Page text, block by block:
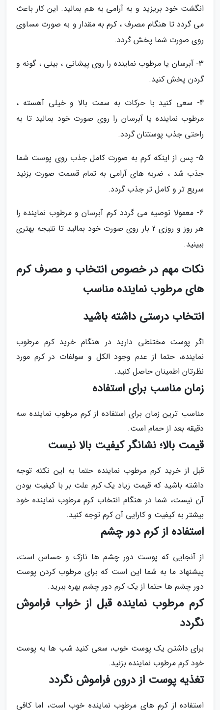
انگشت خود بریزید و به آرامی به هم بمالید. این کار باعث
می گردد تا هنگام مصرف ، کرم به مقدار و به صورت مساوی
روی صورت شما پخش گردد.
3- آبرسان یا مرطوب نماینده را روی پیشانی ، بینی ، گونه و
گردن پخش کنید.
4- سعی کنید با حرکات به سمت بالا و خیلی آهسته ،
مرطوب نماینده یا آبرسان را روی صورت خود بمالید تا به
راحتی جذب پوستتان گردد.
5- پس از اینکه کرم به صورت کامل جذب روی پوست شما
جذب شد ، ضربه های آرامی به تمام قسمت صورت بزنید
سریع تر و کامل تر جذب گردد.
6- معمولا توصیه می گردد کرم آبرسان و مرطوب نماینده را
هر روز و روزی 2 بار روی صورت خود بمالید تا نتیجه بهتری
ببینید.
نکات مهم در خصوص انتخاب و مصرف کرم
های مرطوب نماینده مناسب
انتخاب درستی داشته باشید
اگر پوست مختلطی دارید در هنگام خرید کرم مرطوب
نماینده، حتما از عدم وجود الکل و سولفات در کرم مورد
نظرتان اطمینان حاصل کنید.
زمان مناسب برای استفاده
مناسب ترین زمان برای استفاده از کرم مرطوب نماینده سه
دقیقه بعد از حمام است.
قیمت بالا؛ نشانگر کیفیت بالا نیست
قبل از خرید کرم مرطوب نماینده حتما به این نکته توجه
داشته باشید که قیمت زیاد یک کرم علت بر با کیفیت بودن
آن نیست، شما در هنگام انتخاب کرم مرطوب نماینده خود
بیشتر به کیفیت و کارایی آن کرم توجه کنید.
استفاده از کرم دور چشم
از آنجایی که پوست دور چشم ها نازک و حساس است،
پیشنهاد ما به شما این است که برای مرطوب کردن پوست
دور چشم ها حتما از یک کرم دور چشم بهره ببرید.
کرم مرطوب نماینده قبل از خواب فراموش
نگردد
برای داشتن یک پوست خوب، سعی کنید شب ها به پوست
خود کرم مرطوب نماینده بزنید.
تغذیه پوست از درون فراموش نگردد
استفاده از کرم های مرطوب نماینده خوب است، اما کافی